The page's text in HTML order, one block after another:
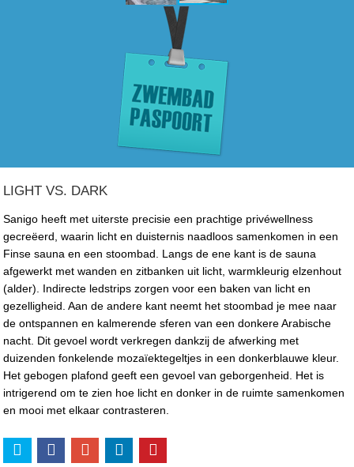
LIGHT VS. DARK
Sanigo heeft met uiterste precisie een prachtige privéwellness
gecreëerd, waarin licht en duisternis naadloos samenkomen in een
Finse sauna en een stoombad. Langs de ene kant is de sauna
afgewerkt met wanden en zitbanken uit licht, warmkleurig elzenhout
(alder). Indirecte ledstrips zorgen voor een baken van licht en
gezelligheid. Aan de andere kant neemt het stoombad je mee naar
de ontspannen en kalmerende sferen van een donkere Arabische
nacht. Dit gevoel wordt verkregen dankzij de afwerking met
duizenden fonkelende mozaïektegeltjes in een donkerblauwe kleur.
Het gebogen plafond geeft een gevoel van geborgenheid. Het is
intrigerend om te zien hoe licht en donker in de ruimte samenkomen
en mooi met elkaar contrasteren.